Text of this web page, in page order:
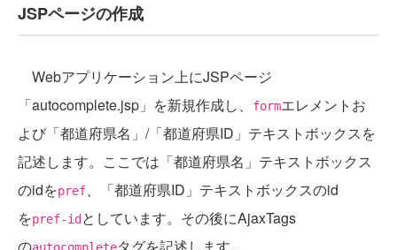
JSPページの作成
Webアプリケーション上にJSPページ
「autocomplete.jsp」を新規作成し、
formエレメントお
よび「都道府県名」/「都道府県ID」テキストボックスを
記述します。ここでは「都道府県名」テキストボックス
のidをpref、「都道府県ID」テキストボックスのid
をpref-id としています。その後にAjaxTags
のautocompleteタグを記述します。